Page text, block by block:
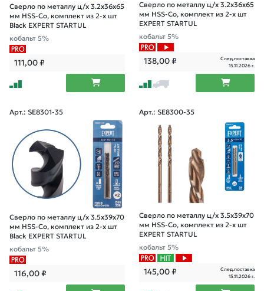
Сверло по металлу ц/х 3.2х36х65
мм HSS-Co, комплект из 2-х шт
Black EXPERT STARTUL
кобальт 5%
111,00₽
Сверло по металлу ц/х 3.2х36х65
мм HSS-Co, комплект из 2-х шт
EXPERT STARTUL
кобальт 5%
138,00₽
След.поставка
15.11.2026 г.
Арт.: SE8301-35
Сверло по металлу ц/х 3.5х39х70
мм HSS-Co, комплект из 2-х шт
Black EXPERT STARTUL
кобальт 5%
116,00₽
Арт.: SE8300-35
Сверло по металлу ц/х 3.5х39х70
мм HSS-Co, комплект из 2-х шт
EXPERT STARTUL
кобальт 5%
145,00₽
След.поставка
15.11.2026 г.